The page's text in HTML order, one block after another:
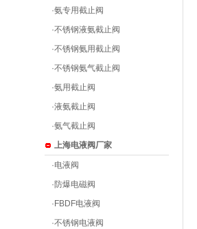
·氨专用截止阀
·不锈钢液氨截止阀
·不锈钢氨用截止阀
·不锈钢氨气截止阀
·氨用截止阀
·液氨截止阀
·氨气截止阀
上海电液阀厂家
·电液阀
· 防爆电磁阀
· FBDF电液阀
·不锈钢电液阀